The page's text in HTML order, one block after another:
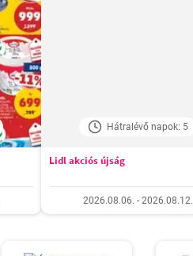
Hátralévő napok: 5
Lidl akciós újság
2026.08.06. - 2026.08.12.